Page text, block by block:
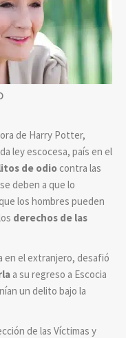
de Harry Potter,
ley escocesa, país en el
de odiocontra las
deben a que lo
los hombres pueden
derechos de las
en el extranjero, desafió
a su regreso a Escocia
un delito bajo la
de las Víctimas y